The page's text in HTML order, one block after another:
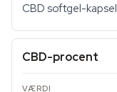
CBD softgel-kapsel
CBD-procent